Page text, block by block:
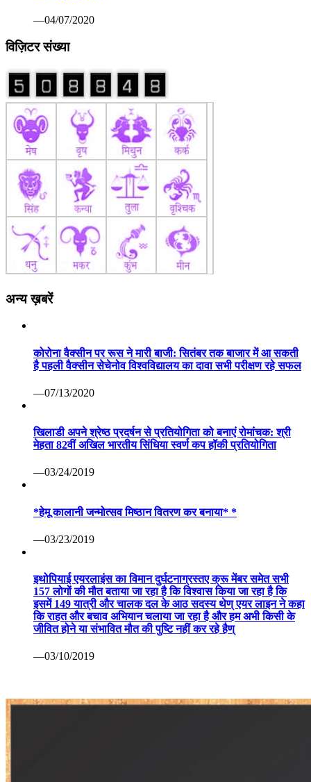
—04/07/2020
विज़िटर संख्या
अन्य ख़बरें
कोरोना वैक्सीन पर रूस ने मारी बाजी: सितंबर तक बाजार में आ सकती
है पहली वैक्सीन सेचेनोव विश्वविद्यालय का दावा सभी परीक्षण रहे सफल
—07/13/2020
खिलाडी अपने श्रेष्ठ प्रदर्षन से प्रतियोगिता को बनाएं रोमांचक: श्री
मेहता 82वीं अखिल भारतीय सिंधिया स्वर्ण कप हॉकी प्रतियोगिता
—03/24/2019
*हेमू कालानी जन्मोत्सव मिष्ठान वितरण कर बनाया* *
—03/23/2019
इथोपियाई एयरलाइंस का विमान दुर्घटनाग्रस्तए क्रू मेंबर समेत सभी
157 लोगों की मौत बताया जा रहा है कि विश्वास किया जा रहा है कि
इसमें 149 यात्री और चालक दल के आठ सदस्य थेण् एयर लाइन ने कहा
कि राहत और बचाव अभियान चलाया जा रहा है और हम अभी किसी के
जीवित होने या संभावित मौत की पुष्टि नहीं कर रहे हैण्
—03/10/2019